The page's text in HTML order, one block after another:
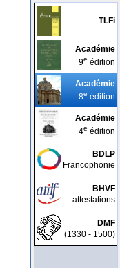
TLFi
Académie
9e édition
Académie
8e édition
Académie
4e édition
BDLP
Francophonie
BHVF
attestations
DMF
(1330 - 1500)